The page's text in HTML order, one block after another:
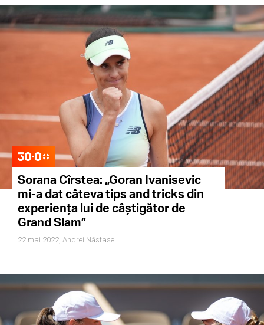
Sorana Cîrstea: „Goran Ivanisevic
mi-a dat câteva tips and tricks din
experiența lui de câștigător de
Grand Slam”
22 mai 2022, Andrei Năstase